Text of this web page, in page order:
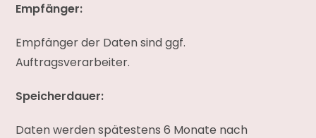
Empfänger:
Empfänger der Daten sind ggf.
Auftragsverarbeiter.
Speicherdauer:
Daten werden spätestens 6 Monate nach